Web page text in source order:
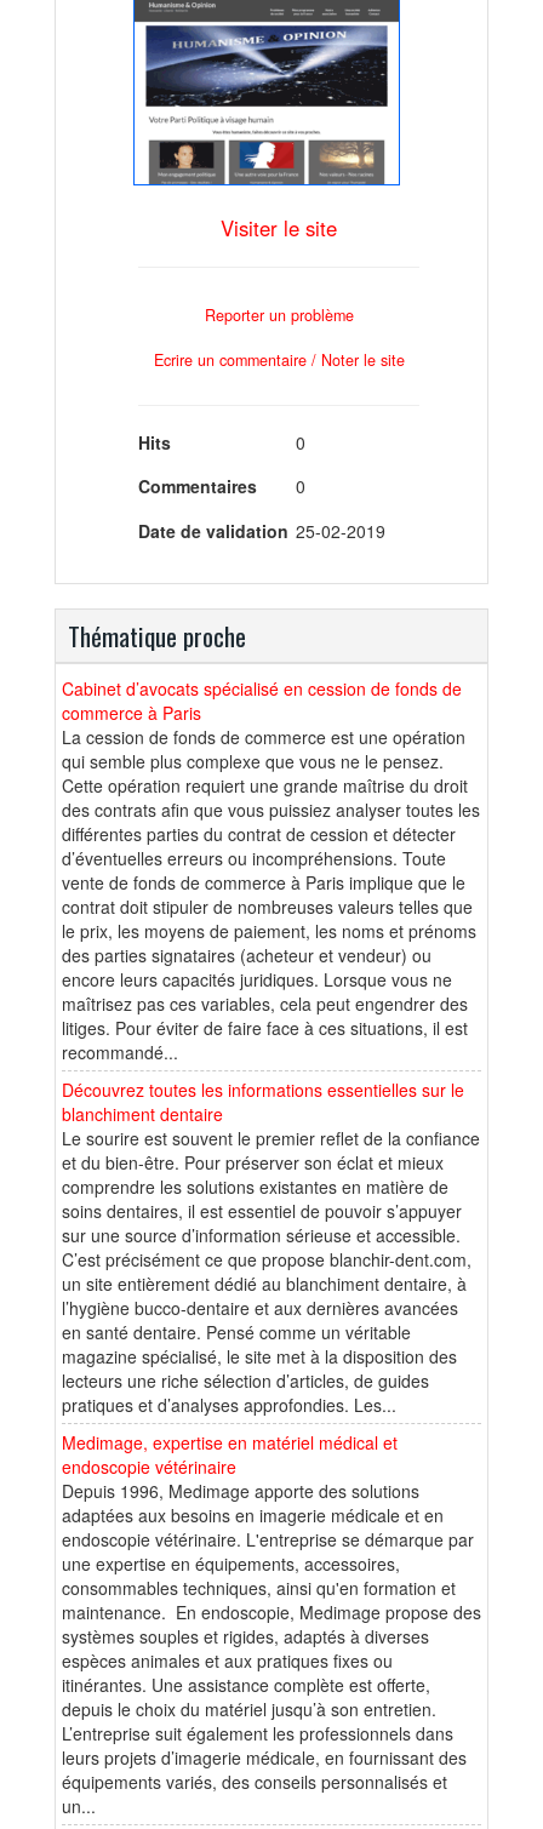
Visiter le site
Reporter un problème
Ecrire un commentaire / Noter le site
Hits
0
Commentaires
0
Date de validation 25-02-2019
Thématique proche
Cabinet d’avocats spécialisé en cession de fonds de
commerce à Paris
La cession de fonds de commerce est une opération
qui semble plus complexe que vous ne le pensez.
Cette opération requiert une grande maîtrise du droit
des contrats afin que vous puissiez analyser toutes les
différentes parties du contrat de cession et détecter
d’éventuelles erreurs ou incompréhensions. Toute
vente de fonds de commerce à Paris implique que le
contrat doit stipuler de nombreuses valeurs telles que
le prix, les moyens de paiement, les noms et prénoms
des parties signataires (acheteur et vendeur) ou
encore leurs capacités juridiques. Lorsque vous ne
maîtrisez pas ces variables, cela peut engendrer des
litiges. Pour éviter de faire face à ces situations, il est
recommandé...
Découvrez toutes les informations essentielles sur le
blanchiment dentaire
Le sourire est souvent le premier reflet de la confiance
et du bien-être. Pour préserver son éclat et mieux
comprendre les solutions existantes en matière de
soins dentaires, il est essentiel de pouvoir s’appuyer
sur une source d’information sérieuse et accessible.
C’est précisément ce que propose blanchir-dent.com,
un site entièrement dédié au blanchiment dentaire, à
l’hygiène bucco-dentaire et aux dernières avancées
en santé dentaire. Pensé comme un véritable
magazine spécialisé, le site met à la disposition des
lecteurs une riche sélection d’articles, de guides
pratiques et d’analyses approfondies. Les...
Medimage, expertise en matériel médical et
endoscopie vétérinaire
Depuis 1996, Medimage apporte des solutions
adaptées aux besoins en imagerie médicale et en
endoscopie vétérinaire. L'entreprise se démarque par
une expertise en équipements, accessoires,
consommables techniques, ainsi qu'en formation et
maintenance. En endoscopie, Medimage propose des
systèmes souples et rigides, adaptés à diverses
espèces animales et aux pratiques fixes ou
itinérantes. Une assistance complète est offerte,
depuis le choix du matériel jusqu’à son entretien.
L’entreprise suit également les professionnels dans
leurs projets d’imagerie médicale, en fournissant des
équipements variés, des conseils personnalisés et
un...